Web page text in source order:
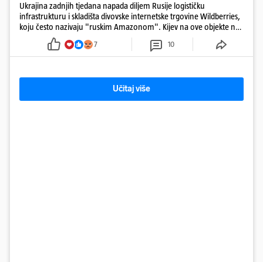
Ukrajina zadnjih tjedana napada diljem Rusije logističku
infrastrukturu i skladišta divovske internetske trgovine Wildberries,
koju često nazivaju "ruskim Amazonom". Kijev na ove objekte ne
gleda samo kao na obična trgovačka skladišta, već tvrdi da ih ruske
snage koriste i za vojne potrebe, odnosno za skladištenje i
distribuciju dijelova za dronove i druge opreme koja se koristi u
bombardiranja ukrajinske poštanske i logističke infrastrukture te
kao način da se ekonomske posljedice rata prenesu dublje na ruski
teritorij i približe običnim građanima.
7 10
Učitaj više